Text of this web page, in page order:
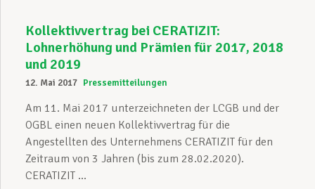
Kollektivvertrag bei CERATIZIT:
Lohnerhöhung und Prämien für 2017, 2018
und 2019
12. Mai 2017 Pressemitteilungen
Am 11. Mai 2017 unterzeichneten der LCGB und der
OGBL einen neuen Kollektivvertrag für die
Angestellten des Unternehmens CERATIZIT für den
Zeitraum von 3 Jahren (bis zum 28.02.2020).
CERATIZIT ...